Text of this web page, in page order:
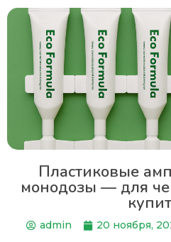
Пластиковые
монодозы — для
admin 20 ноября,